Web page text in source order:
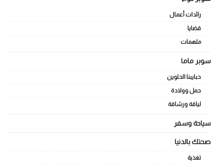
رائدات أعمال
قضايا
ملهمات
سوبر ماما
حبايبنا الحلوين
حمل وولادة
لياقة ورشاقة
سياحة وسفر
صحتك بالدنيا
تغذية